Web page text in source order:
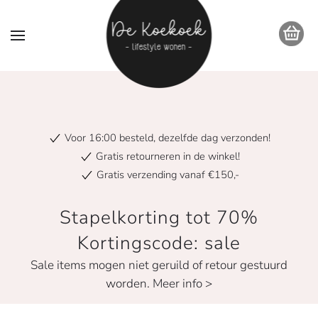
Voor 16:00 besteld, dezelfde dag verzonden!
Gratis retourneren in de winkel!
Gratis verzending vanaf €150,-
Stapelkorting tot 70%
Kortingscode: sale
Sale items mogen niet geruild of retour gestuurd
worden. Meer info >